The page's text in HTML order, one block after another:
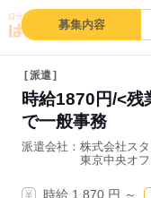
募集内容
派遣
時給1870円/<残
で一般事務
派遣会社
株式会社ス
東京中央オ
時給 1,870 円 ～